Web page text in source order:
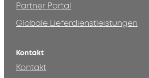
Partner Portal
Globale Lieferdienstleistungen
Kontakt
Kontakt